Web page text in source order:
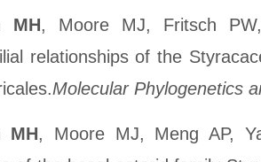
MH, Moore MJ, Fritsch
relationships of the
Molecular Phylogenetics
MH, Moore MJ, Meng AP,